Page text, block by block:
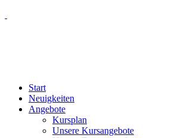
Start
Neuigkeiten
Angebote
Kursplan
Unsere Kursangebote